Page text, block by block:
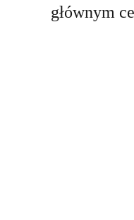
głównym